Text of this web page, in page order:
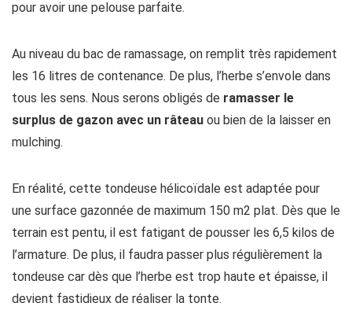
pour avoir une pelouse parfaite.
Au niveau du bac de ramassage, on remplit très rapidement
les 16 litres de contenance. De plus, l’herbe s’envole dans
tous les sens. Nous serons obligés de ramasser le
surplus de gazon avec un râteau ou bien de la laisser en
mulching.
En réalité, cette tondeuse hélicoïdale est adaptée pour
une surface gazonnée de maximum 150 m2 plat. Dès que le
terrain est pentu, il est fatigant de pousser les 6,5 kilos de
l’armature. De plus, il faudra passer plus régulièrement la
tondeuse car dès que l’herbe est trop haute et épaisse, il
devient fastidieux de réaliser la tonte.